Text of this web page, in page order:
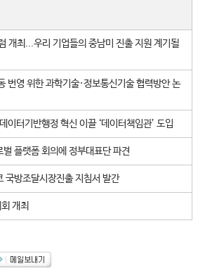
개최...우리 기업들의 중남미 진출 지원 계기될
번영 위한 과학기술·정보통신기술 협력방안 논
터기반행정 혁신 이끌 ‘데이터책임관’ 도입
플랫폼 회의에 정부대표단 파견
국방조달시장진출 지침서 발간
개최